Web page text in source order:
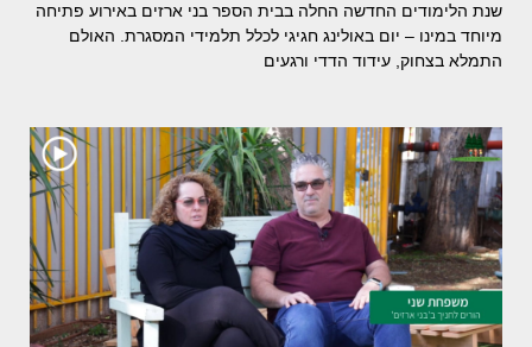
שנת הלימודים החדשה החלה בבית הספר בני ארזים באירוע פתיחה
מיוחד במינו – יום באולינג חגיגי לכלל תלמידי המסגרת. האולם
התמלא בצחוק, עידוד הדדי ורגעים